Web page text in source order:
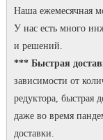
Наша ежемесячная
У нас есть много
и решений.
*** Быстрая
зависимости от
редуктора, быстрая
даже во время
доставки.